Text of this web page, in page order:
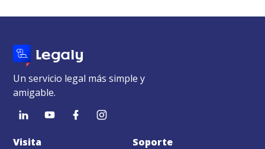
Un servicio legal más simple y
amigable.
Visita Soporte